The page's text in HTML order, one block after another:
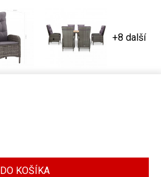
+8 další
DO KOŠÍKA